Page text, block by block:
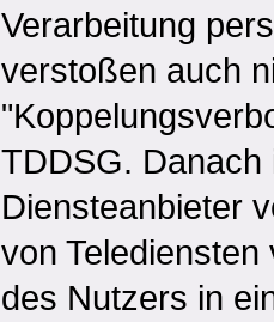
Verarbeitung
verstoßen auch
TDDSG. Danach
Diensteanbieter
von
des Nutzers in